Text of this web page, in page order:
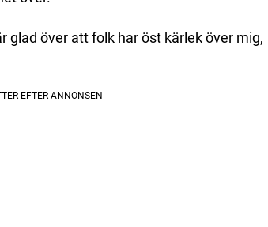
över att folk har öst kärlek över mig,